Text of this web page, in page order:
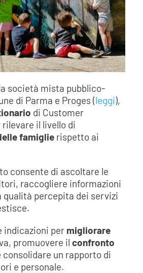
società mista pubblico-
di Parma e Proges (leggi),
di Customer
il livello di
famiglierispetto ai
consente di ascoltare le
raccogliere informazioni
qualità percepita dei servizi
indicazioni per migliorare
promuovere il confronto
un rapporto di
e personale.